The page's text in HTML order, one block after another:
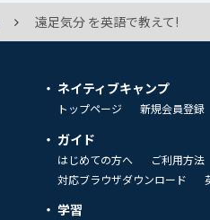
遠足気分 を英語で教えて!
ネイティブキャンプ
トップページ 新規会員登録
ガイド
はじめての方へ ご利用方法
対応ブラウザダウンロード
学習